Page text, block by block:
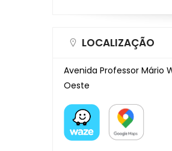
LOCALIZAÇÃO
Avenida Professor Mário
Oeste